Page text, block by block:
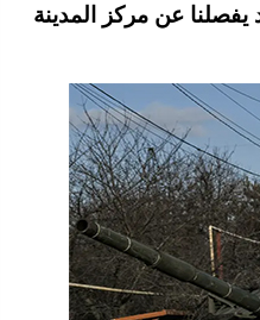
عن مركز المدينة